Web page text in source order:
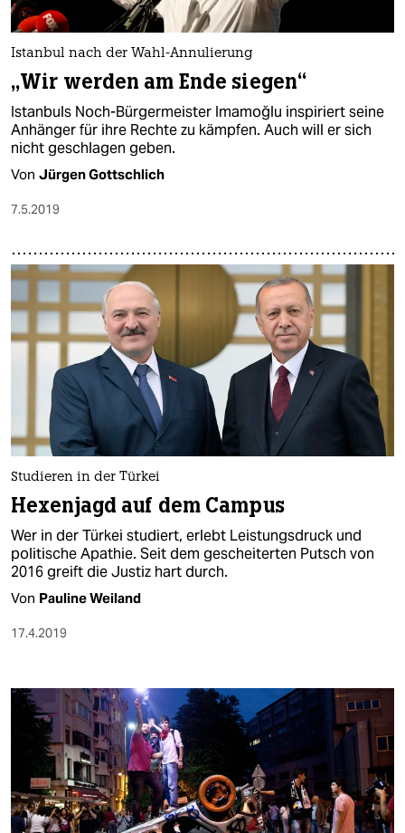
Istanbul nach der Wahl-Annulierung
„Wir werden am Ende siegen“
Istanbuls Noch-Bürgermeister Imamoğlu inspiriert seine
Anhänger für ihre Rechte zu kämpfen. Auch will er sich
nicht geschlagen geben.
Von Jürgen Gottschlich
7.5.2019
Studieren in der Türkei
Hexenjagd auf dem Campus
Wer in der Türkei studiert, erlebt Leistungsdruck und
politische Apathie. Seit dem gescheiterten Putsch von
2016 greift die Justiz hart durch.
Von Pauline Weiland
17.4.2019